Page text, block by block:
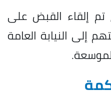
تم إلقاء القبض على
إلى النيابة العامة